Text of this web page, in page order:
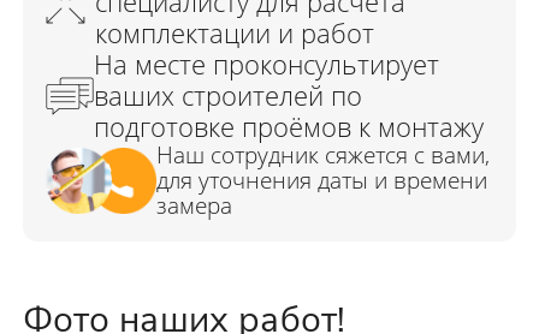
Фото наших работ!